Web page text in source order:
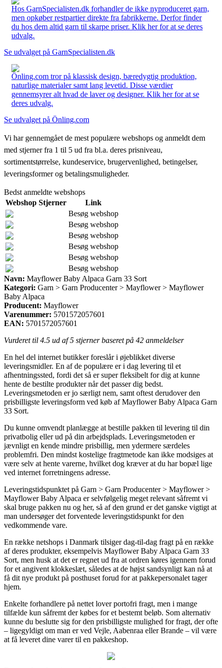
Hos GarnSpecialisten.dk forhandler de ikke nyproduceret garn,
men opkøber restpartier direkte fra fabrikkerne. Derfor finder
du hos dem altid garn til skarpe priser. Klik her for at se deres
udvalg.
Se udvalget på GarnSpecialisten.dk
Önling.com tror på klassisk design, bæredygtig produktion,
naturlige materialer samt lang levetid. Disse værdier
gennemsyrer alt hvad de laver og designer. Klik her for at se
deres udvalg.
Se udvalget på Önling.com
Vi har gennemgået de mest populære webshops og anmeldt dem
med stjerner fra 1 til 5 ud fra bl.a. deres prisniveau,
sortimentstørrelse, kundeservice, brugervenlighed, betingelser,
leveringsformer og betalingsmuligheder.
Bedst anmeldte webshops
Webshop Stjerner
Link
Besøg webshop
Besøg webshop
Besøg webshop
Besøg webshop
Besøg webshop
Besøg webshop
Navn: Mayflower Baby Alpaca Garn 33 Sort
Kategori: Garn > Garn Producenter > Mayflower > Mayflower
Baby Alpaca
Producent: Mayflower
Varenummer: 5701572057601
EAN: 5701572057601
Vurderet til 4.5 ud af 5 stjerner baseret på 42 anmeldelser
En hel del internet butikker foreslår i øjeblikket diverse
leveringsmidler. En af de populære er i dag levering til et
afhentningssted, fordi det så er super fleksibelt for dig at kunne
hente de bestilte produkter når det passer dig bedst.
Leveringsmetoden er jo særligt nem, samt oftest derudover den
prisbilligste leveringsform ved køb af Mayflower Baby Alpaca Garn
33 Sort.
Du kunne omvendt planlægge at bestille pakken til levering til din
privatbolig eller ud på din arbejdsplads. Leveringsmetoden er
jævnligt en kende mindre prisbillig, men ydermere særdeles
problemfri. Den mindst kostelige fragtmetode kan ikke modsiges at
være selv at hente varerne, hvilket dog kræver at du har bopæl lige
ved internet forretningens adresse.
Leveringstidspunktet på Garn > Garn Producenter > Mayflower >
Mayflower Baby Alpaca er selvfølgelig meget relevant såfremt vi
skal bruge pakken nu og her, så af den grund er det ganske vigtigt at
man undersøger det forventede leveringstidspunkt for den
vedkommende vare.
En række netshops i Danmark tilsiger dag-til-dag fragt på en række
af deres produkter, eksempelvis Mayflower Baby Alpaca Garn 33
Sort, men husk at det er regnet ud fra at ordren køres igennem forud
for et angivent klokkeslæt, således at de højst sandsynligt kan nå at
få dit nye produkt på posthuset forud for at pakkepersonalet tager
hjem.
Enkelte forhandlere på nettet lover portofri fragt, men i mange
tilfælde kun såfremt der købes for et bestemt beløb. Som alternativ
kunne du beslutte sig for den prisbilligste mulighed for fragt, der ofte
– ligegyldigt om man er ved Vejle, Aabenraa eller Brande – vil være
at få leveret dine varer til en pakkeshop.